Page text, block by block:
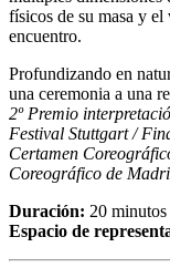
físicos de su masa y
encuentro.
Profundizando en
una ceremonia a una
2º Premio
Festival Stuttgart /
Certamen
Coreográfico de
Duración: 20 minutos
Espacio de